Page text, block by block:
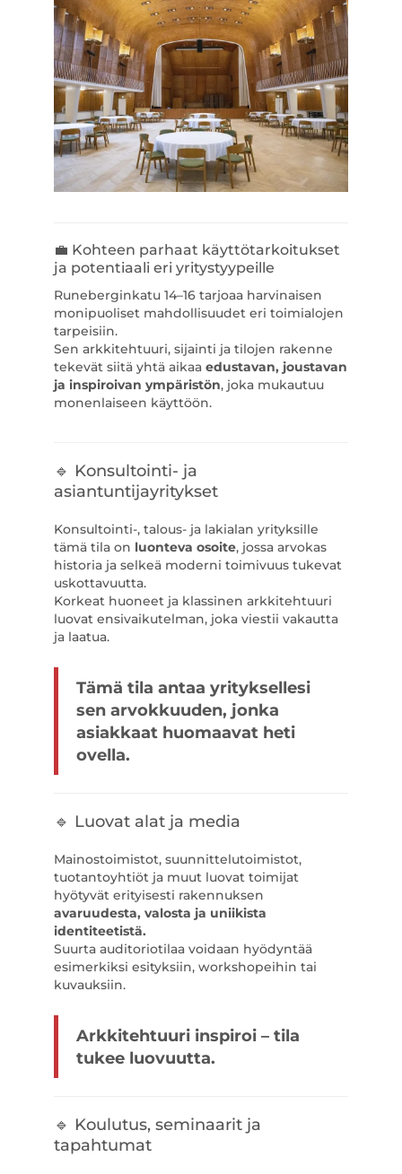
💼 Kohteen parhaat käyttötarkoitukset
ja potentiaali eri yritystyypeille
Runeberginkatu 14–16 tarjoaa harvinaisen
monipuoliset mahdollisuudet eri toimialojen
tarpeisiin.
Sen arkkitehtuuri, sijainti ja tilojen rakenne
tekevät siitä yhtä aikaa edustavan, joustavan
ja inspiroivan ympäristön, joka mukautuu
monenlaiseen käyttöön.
🔹 Konsultointi- ja
asiantuntijayritykset
Konsultointi-, talous- ja lakialan yrityksille
tämä tila on luonteva osoite, jossa arvokas
historia ja selkeä moderni toimivuus tukevat
uskottavuutta.
Korkeat huoneet ja klassinen arkkitehtuuri
luovat ensivaikutelman, joka viestii vakautta
ja laatua.
Tämä tila antaa yrityksellesi
sen arvokkuuden, jonka
asiakkaat huomaavat heti
ovella.
🔹 Luovat alat ja media
Mainostoimistot, suunnittelutoimistot,
tuotantoyhtiöt ja muut luovat toimijat
hyötyvät erityisesti rakennuksen
avaruudesta, valosta ja uniikista
identiteetistä.
Suurta auditoriotilaa voidaan hyödyntää
esimerkiksi esityksiin, workshopeihin tai
kuvauksiin.
Arkkitehtuuri inspiroi – tila
tukee luovuutta.
🔹 Koulutus, seminaarit ja
tapahtumat